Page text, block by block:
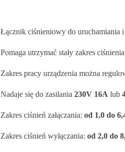
Łącznik ciśnieniowy do uruchamiania
Pomaga utrzymać stały zakres
Zakres pracy urządzenia można
Nadaje się do zasilania 230V 16A lub
Zakres ciśnień załączania: od 1,0 do
Zakres ciśnień wyłączania: od 2,0 do